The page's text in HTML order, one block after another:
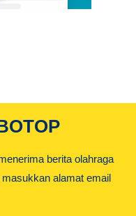
berita olahraga
alamat email